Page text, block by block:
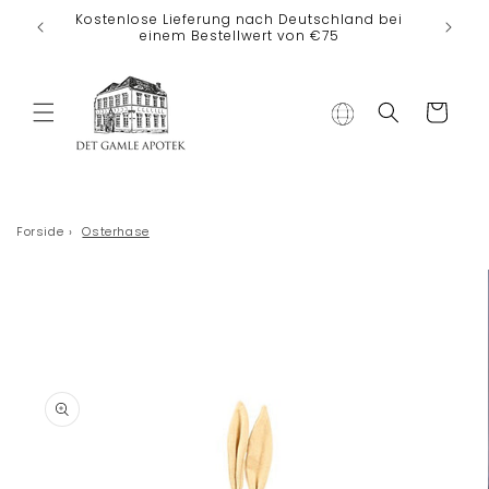
Direkt zum
Inhalt
Kostenlose Lieferung nach Deutschland bei
einem Bestellwert von €75
Warenkorb
Forside › Osterhase